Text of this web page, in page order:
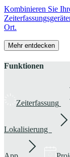
Kombinieren Sie
Ort.
Mehr entdecken
Funktionen
Zeiterfassung
Lokalisierung